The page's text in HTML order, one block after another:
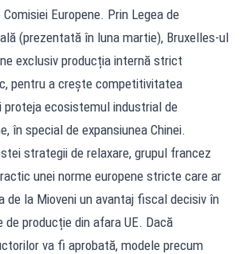
Europene. Prin Legea de
(prezentată în luna martie), Bruxelles-ul
exclusiv producția internă strict
pentru a crește competitivitatea
ecosistemul industrial de
în special de expansiunea Chinei.
strategii de relaxare, grupul francez
unei norme europene stricte care ar
de la Mioveni un avantaj fiscal decisiv în
producție din afara UE. Dacă
va fi aprobată, modele precum